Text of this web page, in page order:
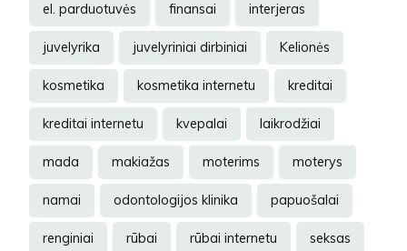
el. parduotuvės finansai interjeras
juvelyrika juvelyriniai dirbiniai Kelionės
kosmetika kosmetika internetu kreditai
kreditai internetu kvepalai laikrodžiai
mada makiažas moterims moterys
namai odontologijos klinika papuošalai
renginiai rūbai rūbai internetu seksas